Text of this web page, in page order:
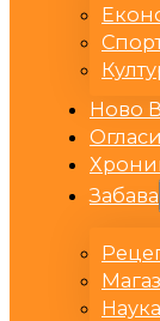
Ново
Забава
Наука